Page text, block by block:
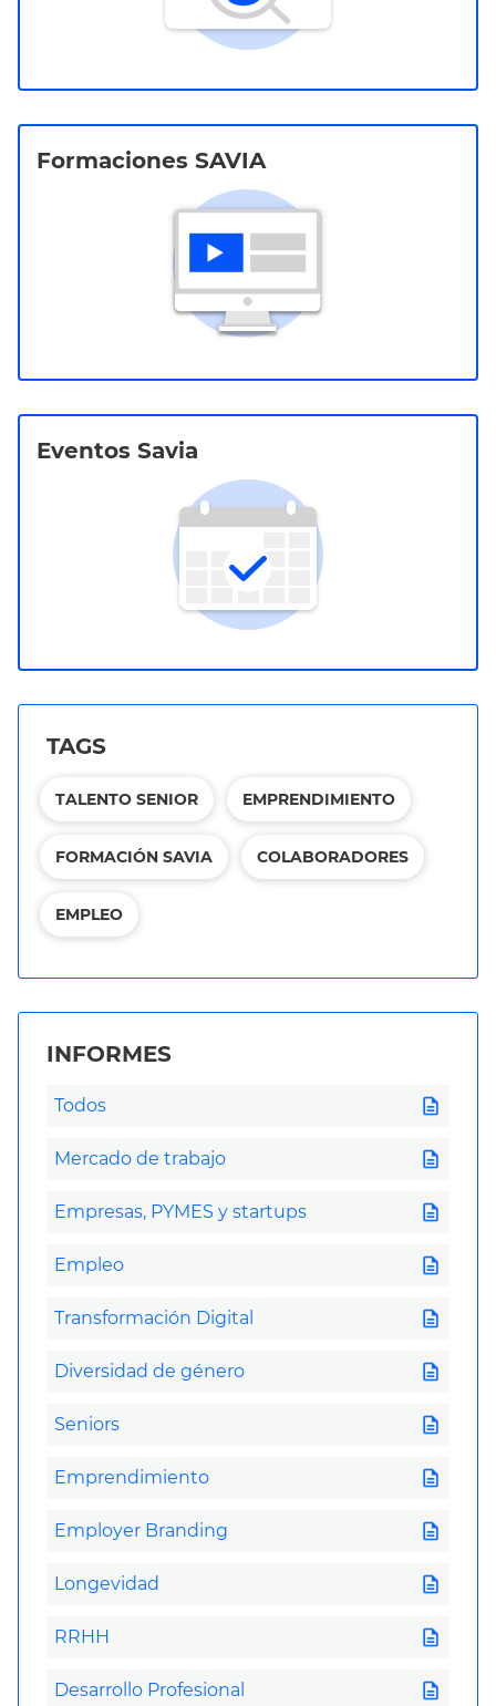
Formaciones SAVIA
Eventos Savia
TAGS
TALENTO SENIOR EMPRENDIMIENTO
FORMACIÓN SAVIA COLABORADORES
EMPLEO
INFORMES
Todos description
Mercado de trabajo description
Empresas, PYMES y startups description
Empleo description
Transformación Digital description
Diversidad de género description
Seniors description
Emprendimiento description
Employer Branding description
Longevidad description
RRHH description
Desarrollo Profesional description